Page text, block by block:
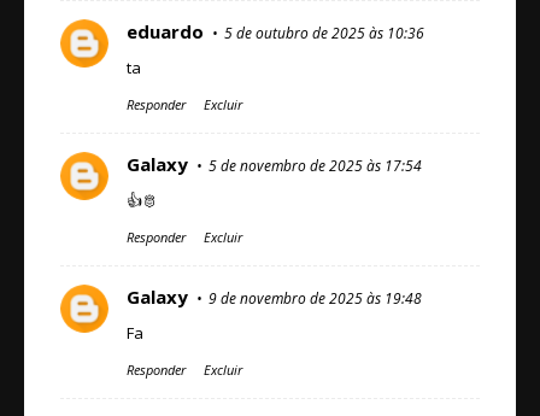
eduardo 5 de outubro de 2025 às 10:36
ta
Responder Excluir
Galaxy 5 de novembro de 2025 às 17:54
👍🫅
Responder Excluir
Galaxy 9 de novembro de 2025 às 19:48
Fa
Responder Excluir